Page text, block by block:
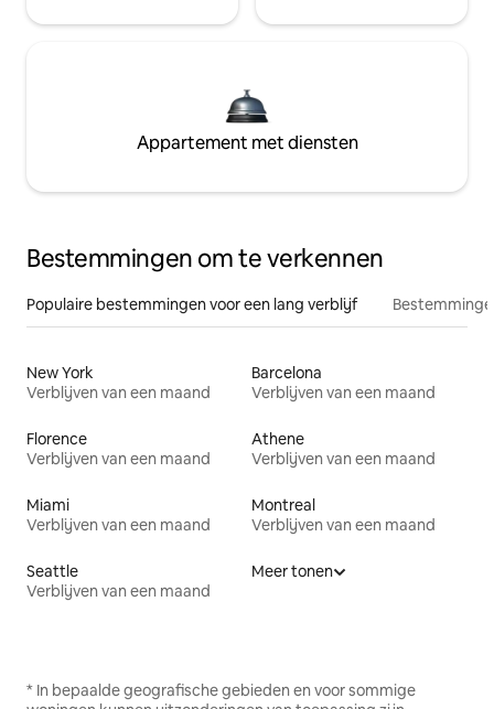
Appartement met diensten
Bestemmingen om te verkennen
Populaire bestemmingen voor een lang verblijf
New York
Verblijven van een maand
Barcelona
Verblijven van een maand
Florence
Verblijven van een maand
Athene
Verblijven van een maand
Miami
Verblijven van een maand
Montreal
Verblijven van een maand
Seattle
Verblijven van een maand
Meer tonen
* In bepaalde geografische gebieden en voor sommige